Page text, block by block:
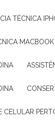
TÉCNICA
CELULAR